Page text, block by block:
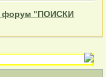
форум "ПОИСКИ